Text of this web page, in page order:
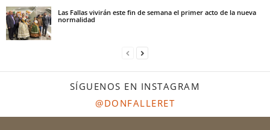
Las Fallas vivirán este fin de semana el primer acto de la nueva
normalidad
SÍGUENOS EN INSTAGRAM
@DONFALLERET